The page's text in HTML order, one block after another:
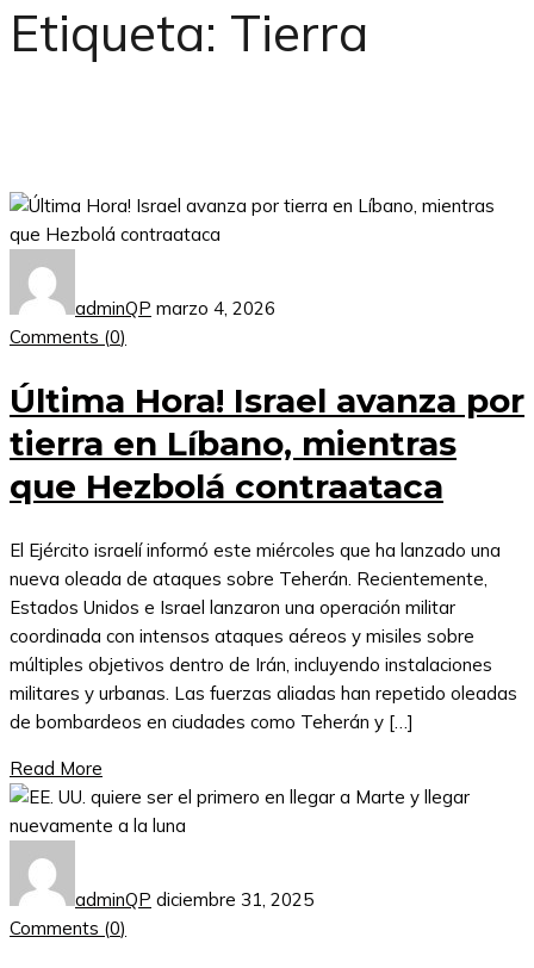
Etiqueta: Tierra
adminQP marzo 4, 2026
Comments (0)
Última Hora! Israel avanza por
tierra en Líbano, mientras
que Hezbolá contraataca
El Ejército israelí informó este miércoles que ha lanzado una
nueva oleada de ataques sobre Teherán. Recientemente,
Estados Unidos e Israel lanzaron una operación militar
coordinada con intensos ataques aéreos y misiles sobre
múltiples objetivos dentro de Irán, incluyendo instalaciones
militares y urbanas. Las fuerzas aliadas han repetido oleadas
de bombardeos en ciudades como Teherán y […]
Read More
adminQP diciembre 31, 2025
Comments (0)